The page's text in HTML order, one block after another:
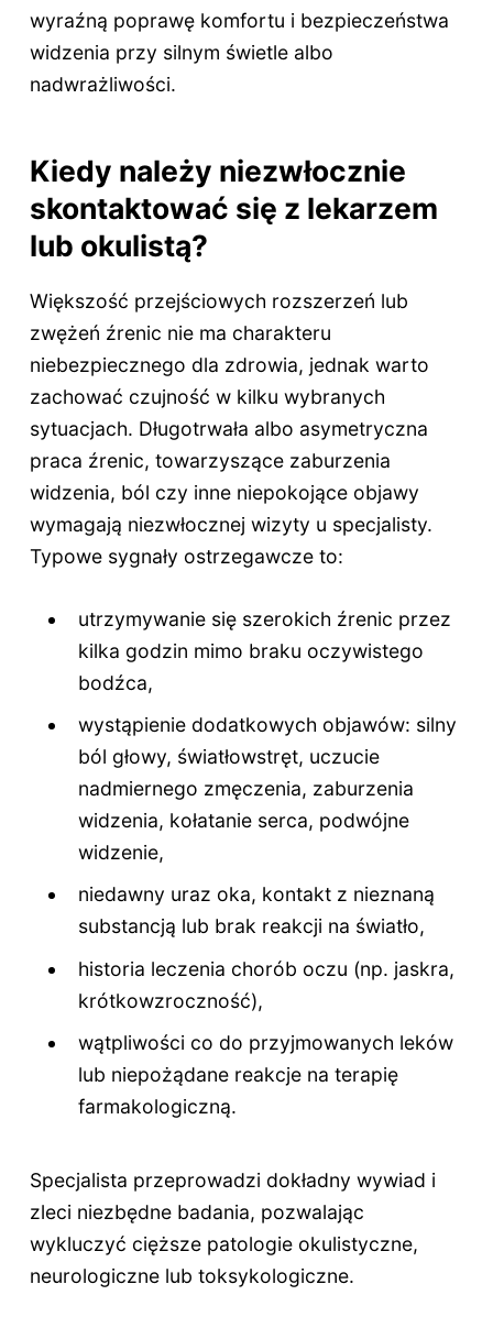
wyraźną poprawę komfortu i bezpieczeństwa
widzenia przy silnym świetle albo
nadwrażliwości.
Kiedy należy niezwłocznie
skontaktować się z lekarzem
lub okulistą?
Większość przejściowych rozszerzeń lub
zwężeń źrenic nie ma charakteru
niebezpiecznego dla zdrowia, jednak warto
zachować czujność w kilku wybranych
sytuacjach. Długotrwała albo asymetryczna
praca źrenic, towarzyszące zaburzenia
widzenia, ból czy inne niepokojące objawy
wymagają niezwłocznej wizyty u specjalisty.
Typowe sygnały ostrzegawcze to:
utrzymywanie się szerokich źrenic przez
kilka godzin mimo braku oczywistego
bodźca,
wystąpienie dodatkowych objawów: silny
ból głowy, światłowstręt, uczucie
nadmiernego zmęczenia, zaburzenia
widzenia, kołatanie serca, podwójne
widzenie,
niedawny uraz oka, kontakt z nieznaną
substancją lub brak reakcji na światło,
historia leczenia chorób oczu (np. jaskra,
krótkowzroczność),
wątpliwości co do przyjmowanych leków
lub niepożądane reakcje na terapię
farmakologiczną.
Specjalista przeprowadzi dokładny wywiad i
zleci niezbędne badania, pozwalając
wykluczyć cięższe patologie okulistyczne,
neurologiczne lub toksykologiczne.